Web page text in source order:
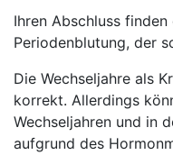
Ihren Abschluss
Periodenblutung, der
Die Wechseljahre als
korrekt. Allerdings
Wechseljahren und in
aufgrund des